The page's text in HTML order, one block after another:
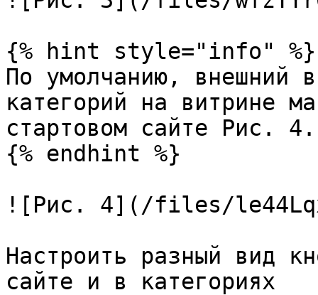
{% hint style="info" %}
По умолчанию, внешний
категорий на витрине
стартовом сайте Рис. 4.
{% endhint %}
![Рис. 4](/files/
Настроить разный вид
сайте и в категориях